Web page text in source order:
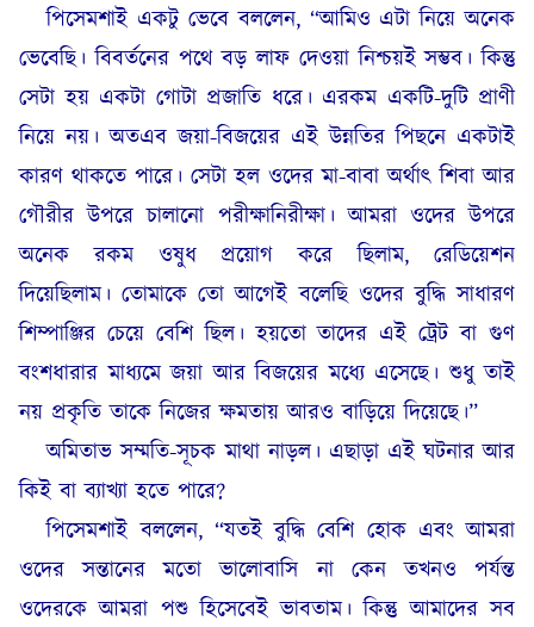
পিসেমশাই একটু ভেবে বললেন, “আমিও এটা নিয়ে অনেক
ভেবেছি। বিবর্তনের পথে বড় লাফ দেওয়া নিশ্চয়ই সম্ভব। কিন্তু
সেটা হয় একটা গোটা প্রজাতি ধরে। এরকম একটি-দুটি প্রাণী
নিয়ে নয়। অতএব জয়া-বিজয়ের এই উন্নতির পিছনে একটাই
কারণ থাকতে পারে। সেটা হল ওদের মা-বাবা অর্থাৎ শিবা আর
গৌরীর উপরে চালানো পরীক্ষানিরীক্ষা। আমরা ওদের উপরে
অনেক রকম ওষুধ প্রয়োগ করে ছিলাম, রেডিয়েশন
দিয়েছিলাম। তোমাকে তো আগেই বলেছি ওদের বুদ্ধি সাধারণ
শিম্পাঞ্জির চেয়ে বেশি ছিল। হয়তো তাদের এই ট্রেট বা গুণ
বংশধারার মাধ্যমে জয়া আর বিজয়ের মধ্যে এসেছে। শুধু তাই
নয় প্রকৃতি তাকে নিজের ক্ষমতায় আরও বাড়িয়ে দিয়েছে।”
অমিতাভ সম্মতি-সূচক মাথা নাড়ল। এছাড়া এই ঘটনার আর
কিই বা ব্যাখ্যা হতে পারে?
পিসেমশাই বললেন, “যতই বুদ্ধি বেশি হোক এবং আমরা
ওদের সন্তানের মতো ভালোবাসি না কেন তখনও পর্যন্ত
ওদেরকে আমরা পশু হিসেবেই ভাবতাম। কিন্তু আমাদের সব